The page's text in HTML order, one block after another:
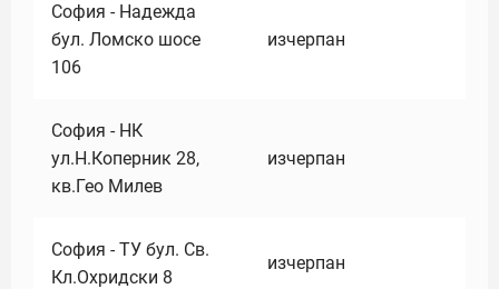
София - Надежда
бул. Ломско шосе
106
изчерпан
София - НК
ул.Н.Коперник 28,
кв.Гео Милев
изчерпан
София - ТУ бул. Св.
Кл.Охридски 8
изчерпан